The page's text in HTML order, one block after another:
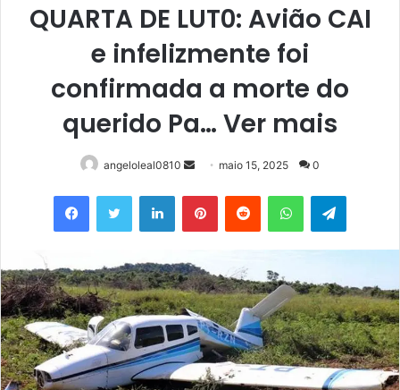
QUARTA DE LUT0: Avião CAI
e infelizmente foi
confirmada a morte do
querido Pa… Ver mais
angeloleal0810
Mande
e-
maio 15, 2025 0
FacebookTwitter LinkedinPinterestReddit WhatsAppTelegram